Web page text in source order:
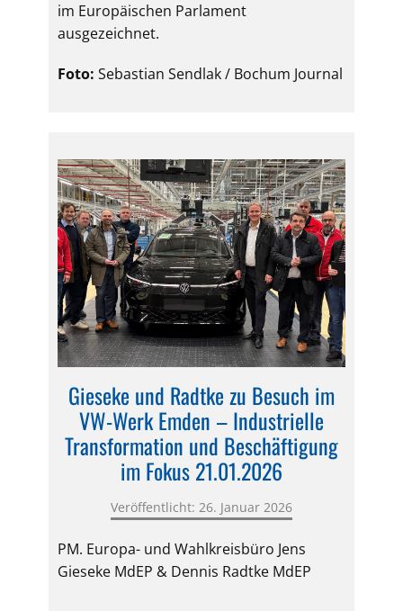
im Europäischen Parlament
ausgezeichnet.
Foto: Sebastian Sendlak / Bochum Journal
Gieseke und Radtke zu Besuch im
VW-Werk Emden – Industrielle
Transformation und Beschäftigung
im Fokus 21.01.2026
Veröffentlicht: 26. Januar 2026
PM. Europa- und Wahlkreisbüro Jens
Gieseke MdEP & Dennis Radtke MdEP